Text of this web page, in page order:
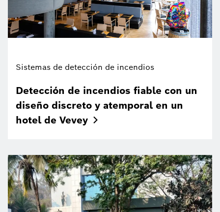
Sistemas de detección de incendios
Detección de incendios fiable con un
diseño discreto y atemporal en un
hotel de Vevey